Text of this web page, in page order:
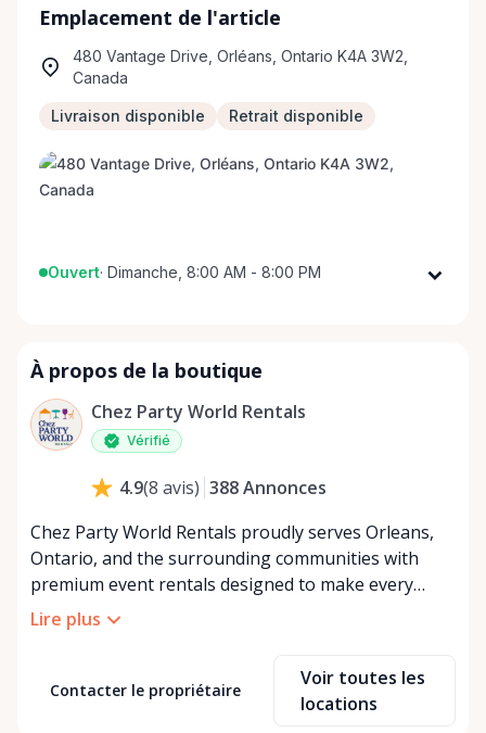
Emplacement de l'article
480 Vantage Drive, Orléans, Ontario K4A 3W2,
Canada
Livraison disponible Retrait disponible
Ouvert· Dimanche, 8:00 AM - 8:00 PM
Mercredi
Jeudi
Vendredi
Dimanche
8:00 AM - 8:00 PM
À propos de la boutique
Chez Party World Rentals
Vérifié
4.9(8 avis) 388Annonces
Chez Party World Rentals proudly serves Orleans,
Ontario, and the surrounding communities with
premium event rentals designed to make every
occasion unforgettable. Specializing in tents, tables,
chairs, dishware, and linens, we provide everything
atmosphere for weddings, corporate events,
community gatherings, and private celebrations. We
Lire plus
Contacter le propriétaire
Voir toutes les
locations